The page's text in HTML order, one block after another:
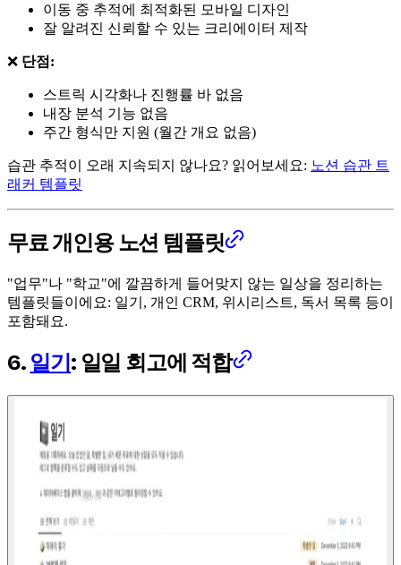
이동 중 추적에 최적화된 모바일 디자인
잘 알려진 신뢰할 수 있는 크리에이터 제작
❌ 단점:
스트릭 시각화나 진행률 바 없음
내장 분석 기능 없음
주간 형식만 지원 (월간 개요 없음)
습관 추적이 오래 지속되지 않나요? 읽어보세요: 노션 습관 트
래커 템플릿
무료 개인용 노션 템플릿
"업무"나 "학교"에 깔끔하게 들어맞지 않는 일상을 정리하는
템플릿들이에요: 일기, 개인 CRM, 위시리스트, 독서 목록 등이
포함돼요.
6. 일기 : 일일 회고에 적합